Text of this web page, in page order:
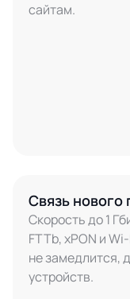
сайтам.
Связь нового
Скорость до 1
FTTb, xPON и
не замедлится,
устройств.